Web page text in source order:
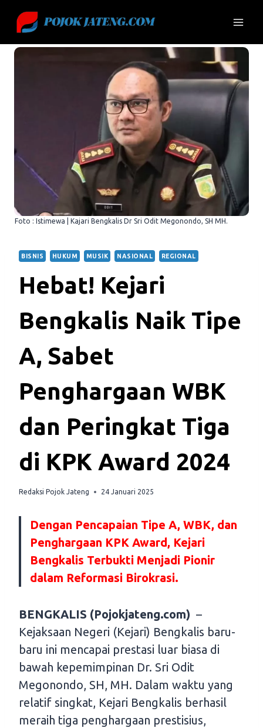
content
Foto : Istimewa | Kajari Bengkalis Dr Sri Odit Megonondo, SH MH.
BISNIS HUKUM MUSIK NASIONAL REGIONAL
Hebat! Kejari
Bengkalis Naik Tipe
A, Sabet
Penghargaan WBK
dan Peringkat Tiga
di KPK Award 2024
Redaksi Pojok Jateng 24 Januari 2025
Dengan Pencapaian Tipe A, WBK, dan
Penghargaan KPK Award, Kejari
Bengkalis Terbukti Menjadi Pionir
dalam Reformasi Birokrasi.
BENGKALIS (Pojokjateng.com) –
Kejaksaan Negeri (Kejari) Bengkalis baru-
baru ini mencapai prestasi luar biasa di
bawah kepemimpinan Dr. Sri Odit
Megonondo, SH, MH. Dalam waktu yang
relatif singkat, Kejari Bengkalis berhasil
meraih tiga penghargaan prestisius,